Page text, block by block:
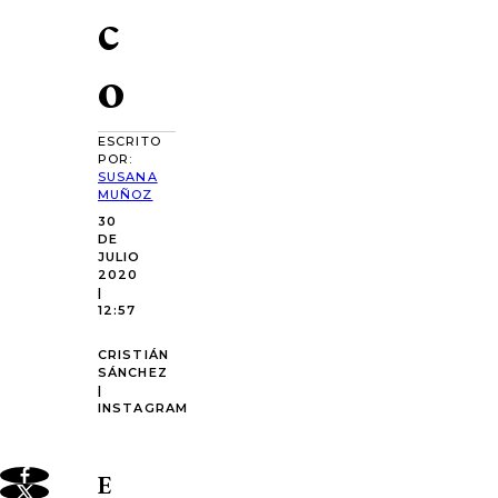
c
o
ESCRITO
POR:
SUSANA
MUÑOZ
30
DE
JULIO
2020
|
12:57
CRISTIÁN
SÁNCHEZ
|
INSTAGRAM
E